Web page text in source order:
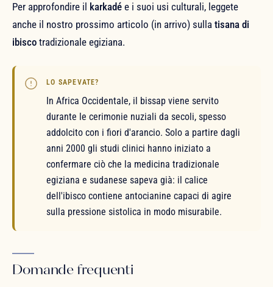
Per approfondire il karkadé e i suoi usi culturali, leggete
anche il nostro prossimo articolo (in arrivo) sulla tisana di
ibisco tradizionale egiziana.
LO SAPEVATE?
In Africa Occidentale, il bissap viene servito
durante le cerimonie nuziali da secoli, spesso
addolcito con i fiori d'arancio. Solo a partire dagli
anni 2000 gli studi clinici hanno iniziato a
confermare ciò che la medicina tradizionale
egiziana e sudanese sapeva già: il calice
dell'ibisco contiene antocianine capaci di agire
sulla pressione sistolica in modo misurabile.
Domande frequenti